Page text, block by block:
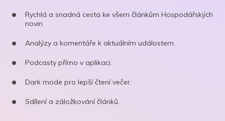
Rychlá a snadná cesta ke všem článkům Hospodářských
novin.
Analýzy a komentáře k aktuálním událostem.
Podcasty přímo v aplikaci.
Dark mode pro lepší čtení večer.
Sdílení a záložkování článků.